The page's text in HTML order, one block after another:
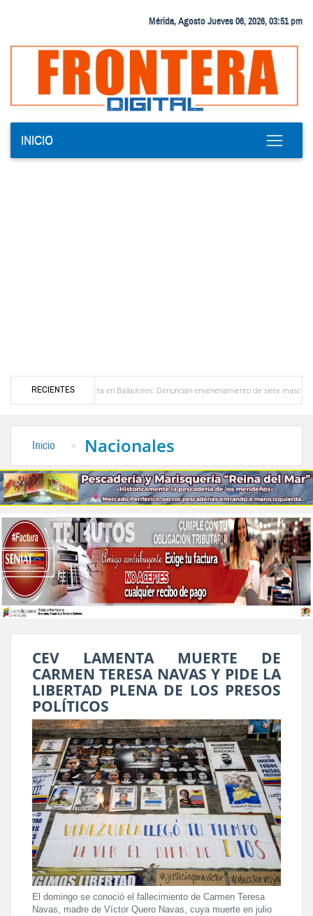
Mérida, Agosto Jueves 06, 2026, 03:51 pm
INICIO
RECIENTES
Alerta en Bailadores: Denuncian envenenamiento de siete mascotas en El Rincón de
Inicio Nacionales
CEV LAMENTA MUERTE DE
CARMEN TERESA NAVAS Y PIDE LA
LIBERTAD PLENA DE LOS PRESOS
POLÍTICOS
El domingo se conoció el fallecimiento de Carmen Teresa
Navas, madre de Víctor Quero Navas, cuya muerte en julio